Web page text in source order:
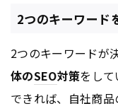
2つのキーワード
2つのキーワードが
体のSEO対策をし
できれば、自社商